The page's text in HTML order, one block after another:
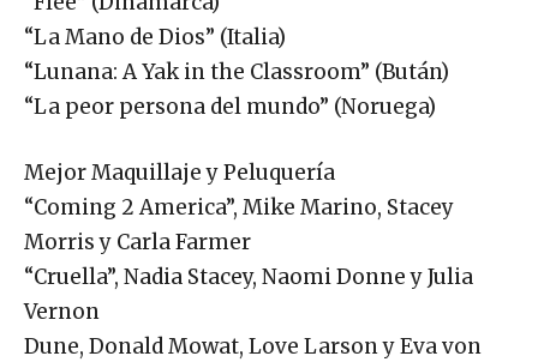
“La Mano de Dios” (Italia)
“Lunana: A Yak in the Classroom” (Bután)
“La peor persona del mundo” (Noruega)
Mejor Maquillaje y Peluquería
“Coming 2 America”, Mike Marino, Stacey
Morris y Carla Farmer
“Cruella”, Nadia Stacey, Naomi Donne y Julia
Vernon
Dune, Donald Mowat, Love Larson y Eva von